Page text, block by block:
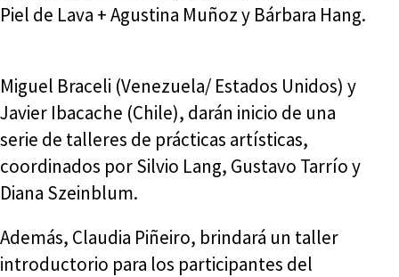
Piel de Lava + Agustina Muñoz y Bárbara Hang.
Miguel Braceli (Venezuela/ Estados Unidos) y
Javier Ibacache (Chile), darán inicio de una
serie de talleres de prácticas artísticas,
coordinados por Silvio Lang, Gustavo Tarrío y
Diana Szeinblum.
Además, Claudia Piñeiro, brindará un taller
introductorio para los participantes del